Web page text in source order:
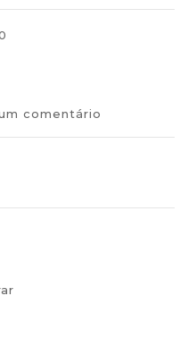
comentário